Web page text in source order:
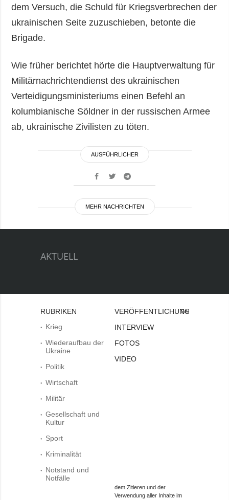
dem Versuch, die Schuld für Kriegsverbrechen der
ukrainischen Seite zuzuschieben, betonte die
Brigade.
Wie früher berichtet hörte die Hauptverwaltung für
Militärnachrichtendienst des ukrainischen
Verteidigungsministeriums einen Befehl an
kolumbianische Söldner in der russischen Armee
ab, ukrainische Zivilisten zu töten.
AUSFÜHRLICHER
MEHR NACHRICHTEN
AKTUELL
RUBRIKEN
Krieg
Wiederaufbau der
Ukraine
Politik
Wirtschaft
Militär
Gesellschaft und
Kultur
Sport
Kriminalität
Notstand und
Notfälle
VERÖFFENTLICHUNGEN
INTERVIEW
FOTOS
VIDEO
Bei
dem Zitieren und der
Verwendung aller Inhalte im